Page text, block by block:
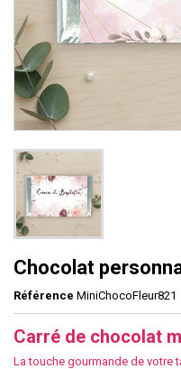
Chocolat
Référence MiniChocoFleur821
Carré de chocolat
La touche gourmande de votre